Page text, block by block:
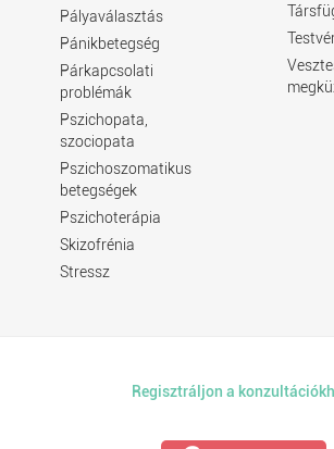
Pályaválasztás
Pánikbetegség
Párkapcsolati
problémák
Pszichopata,
szociopata
Pszichoszomatikus
betegségek
Pszichoterápia
Skizofrénia
Stressz
Regisztráljon a